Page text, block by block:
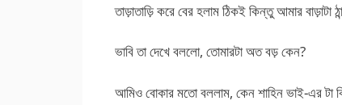
তাড়াতাড়ি করে বের হলাম ঠিকই কিন্তু আমার বাড়াটা
ভাবি তা দেখে বললো, তোমারটা অত বড় কেন?
আমিও বোকার মতো বললাম, কেন শাহিন ভাই-এর